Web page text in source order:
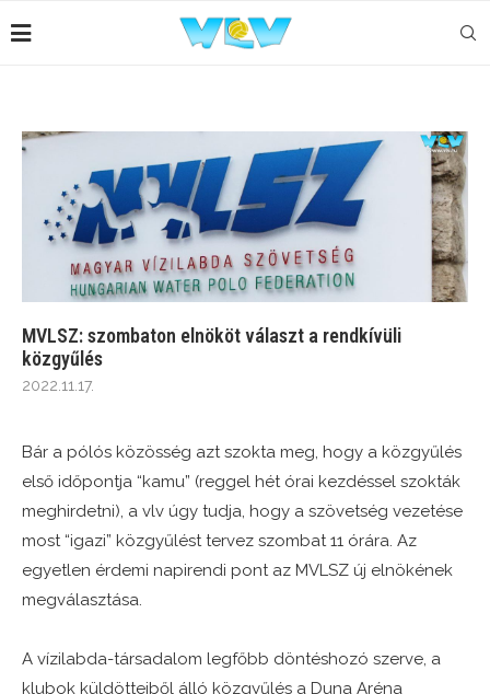
MVLSZ: szombaton elnököt választ a rendkívüli
közgyűlés
2022.11.17.
Bár a pólós közösség azt szokta meg, hogy a közgyűlés
első időpontja “kamu” (reggel hét órai kezdéssel szokták
meghirdetni), a vlv úgy tudja, hogy a szövetség vezetése
most “igazi” közgyűlést tervez szombat 11 órára. Az
egyetlen érdemi napirendi pont az MVLSZ új elnökének
megválasztása.
A vízilabda-társadalom legfőbb döntéshozó szerve, a
klubok küldötteiből álló közgyűlés a Duna Aréna